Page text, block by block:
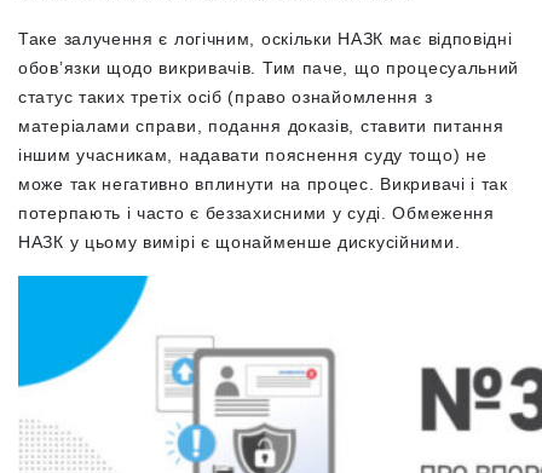
Таке залучення є логічним, оскільки НАЗК має відповідні
обов’язки щодо викривачів. Тим паче, що процесуальний
статус таких третіх осіб (право ознайомлення з
матеріалами справи, подання доказів, ставити питання
іншим учасникам, надавати пояснення суду тощо) не
може так негативно вплинути на процес. Викривачі і так
потерпають і часто є беззахисними у суді. Обмеження
НАЗК у цьому вимірі є щонайменше дискусійними.